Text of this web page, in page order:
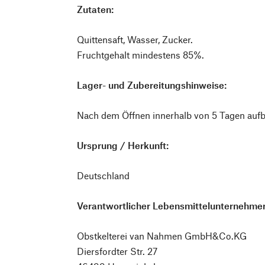
Zutaten:
Quittensaft, Wasser, Zucker.
Fruchtgehalt mindestens 85%.
Lager- und Zubereitungshinweise:
Nach dem Öffnen innerhalb von 5 Tagen
Ursprung / Herkunft:
Deutschland
Verantwortlicher
Obstkelterei van Nahmen GmbH&Co.KG
Diersfordter Str. 27